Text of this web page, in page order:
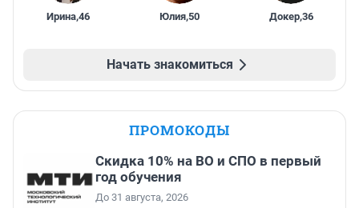
Ирина,46 Юлия,50 Докер,36
Начать знакомиться
ПРОМОКОДЫ
Скидка 10% на ВО и СПО в первый
год обучения
До 31 августа, 2026